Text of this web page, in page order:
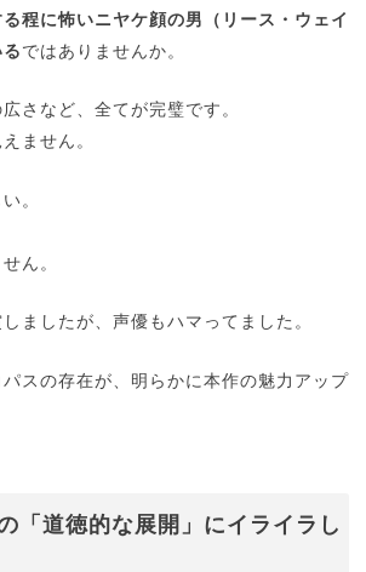
程に怖いニヤケ顔の男（リース・ウェイ
ではありませんか。
さなど、全てが完璧です。
ません。
。
ん。
ましたが、声優もハマってました。
スの存在が、明らかに本作の魅力アップ
「道徳的な展開」にイライラし